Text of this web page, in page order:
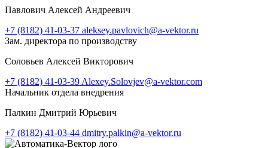
Павлович Алексей Андреевич
+7 (8182) 41-03-37 aleksey.pavlovich@a-vektor.ru
Зам. директора по производству
Соловьев Алексей Викторович
+7 (8182) 41-03-39 Alexey.Solovjev@a-vektor.com
Начальник отдела внедрения
Палкин Дмитрий Юрьевич
+7 (8182) 41-03-44 dmitry.palkin@a-vektor.ru